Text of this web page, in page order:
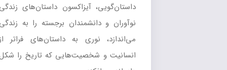
داستان‌گویی، آیزاکسون داستان‌های زندگی
نوآوران و دانشمندان برجسته را به زندگی
می‌اندازد، نوری به داستان‌های فراتر از
انسانیت و شخصیت‌هایی که تاریخ را شکل